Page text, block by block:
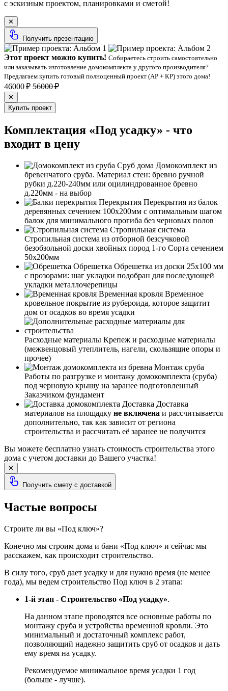
с эскизным проектом, планировками и сметой!
✕
Получить презентацию
Этот проект можно купить! Собираетесь строить самостоятельно
или заказывать изготовление домокомплекта у другого производителя?
Предлагаем купить готовый полноценный проект (АР + КР) этого дома!
46000 ₽ 56000 ₽
✕
Купить проект
Комплектация «Под усадку» - что
входит в цену
Сруб дома Домокомплект из
бревенчатого сруба. Материал стен: бревно ручной
рубки д.220-240мм или оцилиндрованное бревно
д.220мм - на выбор
Перекрытия Перекрытия из балок
деревянных сечением 100х200мм с оптимальным шагом
балок для минимального прогиба без черновых полов
Стропильная система
Стропильная система из отборной безсучковой
безобзольной доски хвойных пород 1-го Сорта сечением
50х200мм
Обрешетка Обрешетка из доски 25х100 мм
с прозорами: шаг укладки подобран для последующей
укладки металлочерепицы
Временная кровля Временное
кровельное покрытие из рубероида, которое защитит
дом от осадков во время усадки
Расходные материалы Крепеж и расходные материалы
(межвенцовый утеплитель, нагели, скользящие опоры и
прочее)
Монтаж сруба
Работы по разгрузке и монтажу домокомплекта (сруба)
под черновую крышу на заранее подготовленный
Заказчиком фундамент
Доставка Доставка
материалов на площадку не включена и рассчитывается
дополнительно, так как зависит от региона
строительства и рассчитать её заранее не получится
Вы можете бесплатно узнать стоимость строительства этого
дома с учетом доставки до Вашего участка!
✕
Получить смету с доставкой
Частые вопросы
Строите ли вы «Под ключ»?
Конечно мы строим дома и бани «Под ключ» и сейчас мы
расскажем, как происходит строительство.
В силу того, сруб дает усадку и для нужно время (не менее
года), мы ведем строительство Под ключ в 2 этапа:
1-й этап - Строительство «Под усадку».
На данном этапе проводятся все основные работы по
монтажу сруба и устройства временной кровли. Это
минимальный и достаточный комплекс работ,
позволяющий надежно защитить сруб от осадков и дать
ему время на усадку.
Рекомендуемое минимальное время усадки 1 год
(больше - лучше).